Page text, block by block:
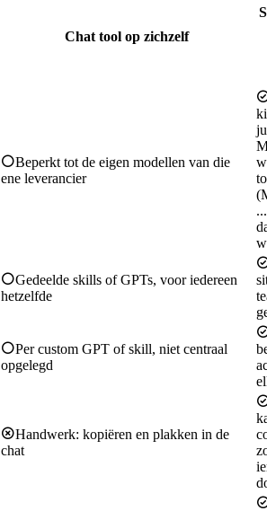
Chat tool op zichzelf
Beperkt tot de eigen modellen van die
ene leverancier
Gedeelde skills of GPTs, voor iedereen
hetzelfde
Per custom GPT of skill, niet centraal
opgelegd
Handwerk: kopiëren en plakken in de
chat